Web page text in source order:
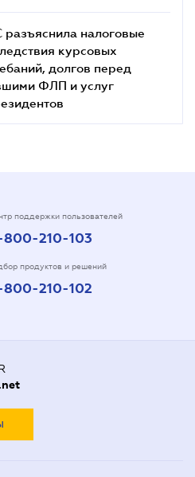
разъяснила налоговые
курсовых
долгов перед
ФЛП и услуг
поддержки пользователей
210-103
продуктов и решений
210-102